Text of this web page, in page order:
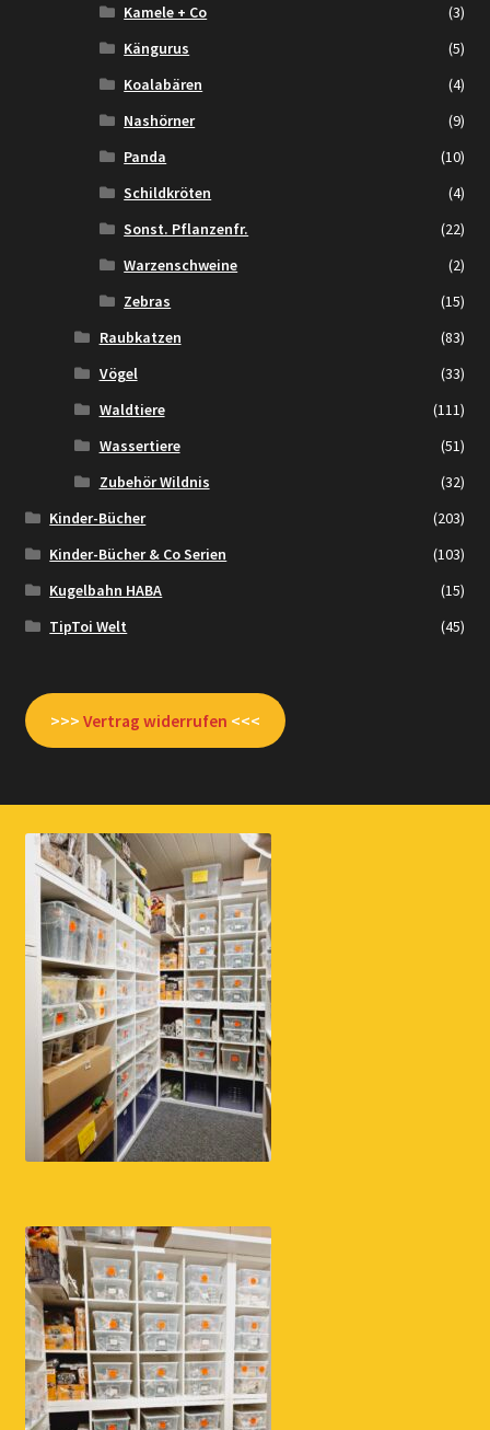
Kamele + Co
(3)
Kängurus
(5)
Koalabären
(4)
Nashörner
(9)
Panda
(10)
Schildkröten
(4)
Sonst. Pflanzenfr.
(22)
Warzenschweine
(2)
Zebras
(15)
Raubkatzen
(83)
Vögel
(33)
Waldtiere
(111)
Wassertiere
(51)
Zubehör Wildnis
(32)
Kinder-Bücher
(203)
Kinder-Bücher & Co Serien
(103)
Kugelbahn HABA
(15)
TipToi Welt
(45)
>>> Vertrag widerrufen <<<